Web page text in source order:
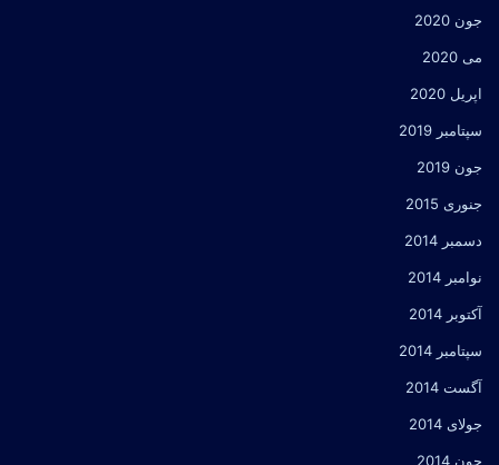
جون 2020
می 2020
اپریل 2020
سپتامبر 2019
جون 2019
جنوری 2015
دسمبر 2014
نوامبر 2014
آکتوبر 2014
سپتامبر 2014
آگست 2014
جولای 2014
جون 2014